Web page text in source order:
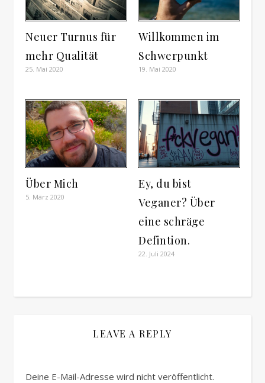
Neuer Turnus für
mehr Qualität
25. Mai 2020
Willkommen im
Schwerpunkt
19. Mai 2020
Über Mich
5. März 2020
Ey, du bist
Veganer? Über
eine schräge
Defintion.
22. Juli 2024
LEAVE A REPLY
Deine E-Mail-Adresse wird nicht veröffentlicht.